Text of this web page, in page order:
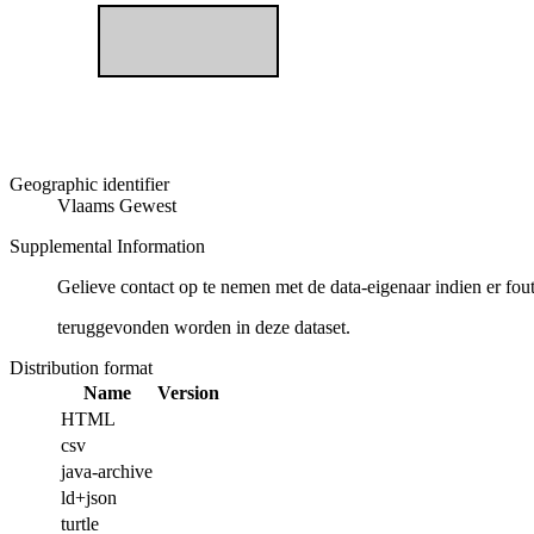
Geographic identifier
Vlaams Gewest
Supplemental Information
Gelieve contact op te nemen met de data-eigenaar indien er
teruggevonden worden in deze dataset.
Distribution format
Name
Version
HTML
csv
java-archive
ld+json
turtle